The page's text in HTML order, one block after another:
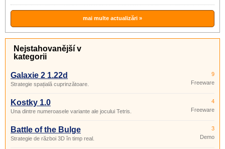
mai multe actualizări »
Nejstahovanější v
kategorii
Galaxie 2 1.22d
Strategie spațială cuprinzătoare.
9
Freeware
Kostky 1.0
Una dintre numeroasele variante ale jocului Tetris.
4
Freeware
Battle of the Bulge
Strategie de război 3D în timp real.
3
Demo